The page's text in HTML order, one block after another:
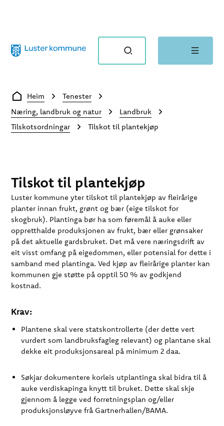
Du er her:
Heim
Tenester
Næring, landbruk og natur
Landbruk
Tilskotsordningar
Tilskot til plantekjøp
Tilskot til plantekjøp
Luster kommune yter tilskot til plantekjøp av fleirårige
planter innan frukt, grønt og bær (eige tilskot for
skogbruk). Plantinga bør ha som føremål å auke eller
oppretthalde produksjonen av frukt, bær eller grønsaker
på det aktuelle gardsbruket. Det må vere næringsdrift av
eit visst omfang på eigedommen, eller potensial for dette i
samband med plantinga. Ved kjøp av fleirårige planter kan
kommunen gje støtte på opptil 50 % av godkjend
kostnad.
Krav:
Plantene skal vere statskontrollerte (der dette vert
vurdert som landbruksfagleg relevant) og plantane skal
dekke eit produksjonsareal på minimum 2 daa.
Søkjar dokumentere korleis utplantinga skal bidra til å
auke verdiskapinga knytt til bruket. Dette skal skje
gjennom å legge ved forretningsplan og/eller
produksjonsløyve frå Gartnerhallen/BAMA.